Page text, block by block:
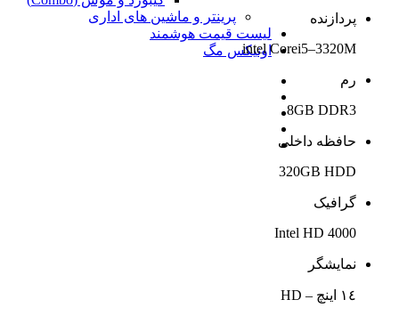
پرینتر و ماشین های اداری
لیست قیمت هوشمند
اونیکس مگ
پردازنده
intel Corei5–3320M
رم
8GB DDR3
حافظه داخلی
320GB HDD
گرافیک
Intel HD 4000
نمایشگر
١٤ اینچ – HD